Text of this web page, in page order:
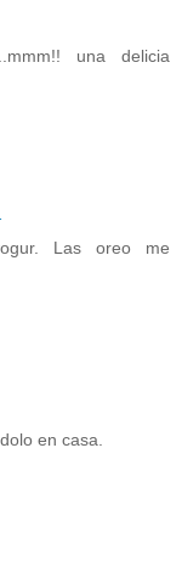
una delicia
Las oreo me
en casa.